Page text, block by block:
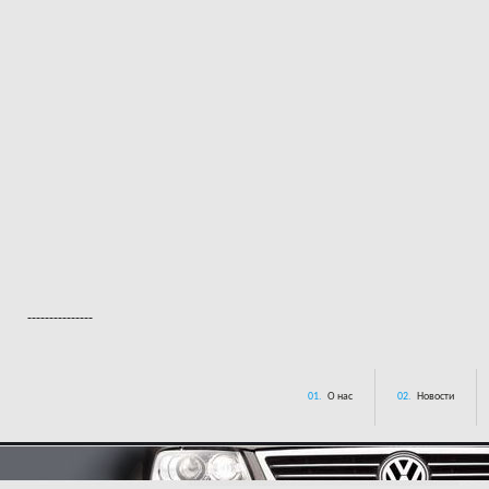
---------------
01. О нас 02. Новости